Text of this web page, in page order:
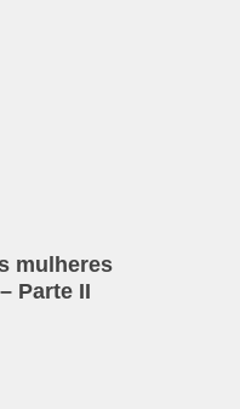
mulheres
Parte II